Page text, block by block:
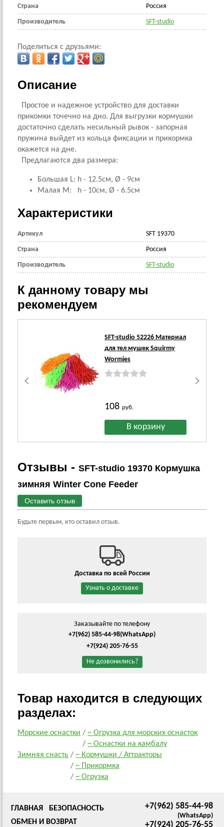
Страна Россия
Производитель SFT-studio
Поделиться с друзьями:
Описание
Простое и надежное устройство для доставки
прикомки точечно на дно. Для выгрузки кормушки
достаточно сделать несильный рывок - запорная
пружина выйдет из кольца фиксации и прикормка
окажется на дне.
Предлагаются два размера:
Большая L: h - 12.5см, Ø - 9см
Малая М: h - 10см, Ø - 6.5см
Характеристики
Артикул SFT 19370
Страна Россия
Производитель SFT-studio
К данному товару мы
рекомендуем
SFT-studio 52226 Материал
для тел мушек Squirmy
Wormies
108руб.
Отзывы - SFT-studio 19370 Кормушка
зимняя Winter Cone Feeder
Оставить отзыв
Будьте первым, кто оставил отзыв.
Доставка по всей России
Узнать о доставке
Заказывайте по телефону
+7(962) 585-44-98(WhatsApp)
+7(924) 205-76-55
Не дозвонились?
Товар находится в следующих
разделах:
Морские оснастки / ~ Огрузка для морских оснасток
/ ~ Оснастки на камбалу
Зимняя снасть / ~ Кормушки / Аттракторы
/ ~ Прикормка
/ ~ Огрузка
+7(962) 585-44-98
(WhatsApp)
+7(924) 205-76-55
ГЛАВНАЯ
БЕЗОПАСНОСТЬ
ОБМЕН И ВОЗВРАТ